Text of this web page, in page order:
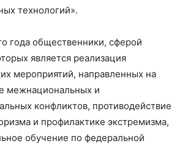
технологий».
года общественники, сферой
является реализация
мероприятий, направленных на
межнациональных и
конфликтов, противодействие
и профилактике экстремизма,
обучение по федеральной